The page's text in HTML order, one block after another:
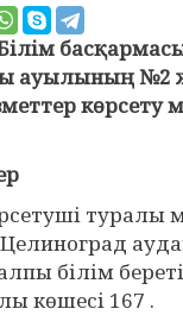
ауылының №2
көрсету
туралы
білім
көшесі 167 .